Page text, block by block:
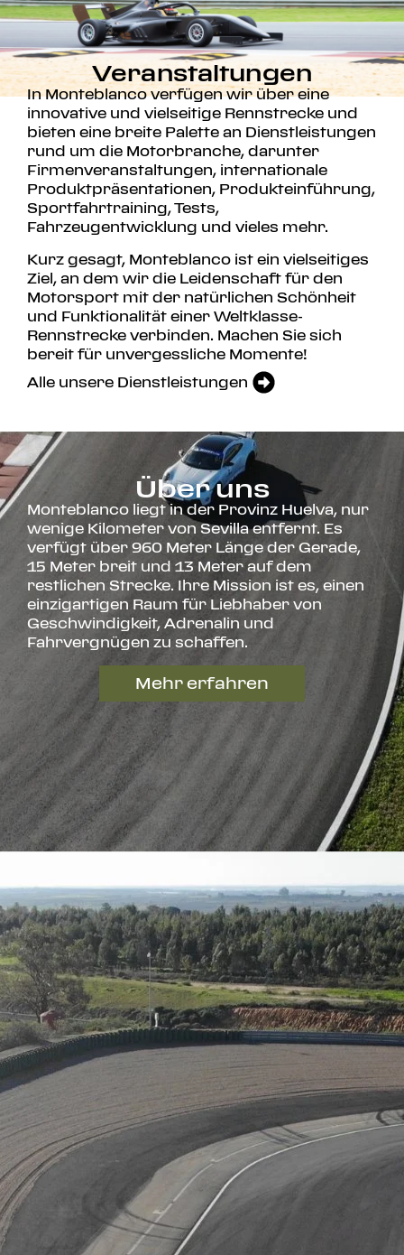
Veranstaltungen
In Monteblanco verfügen wir über eine
innovative und vielseitige Rennstrecke und
bieten eine breite Palette an Dienstleistungen
rund um die Motorbranche, darunter
Firmenveranstaltungen, internationale
Produktpräsentationen, Produkteinführung,
Sportfahrtraining, Tests,
Fahrzeugentwicklung und vieles mehr.
Kurz gesagt, Monteblanco ist ein vielseitiges
Ziel, an dem wir die Leidenschaft für den
Motorsport mit der natürlichen Schönheit
und Funktionalität einer Weltklasse-
Rennstrecke verbinden. Machen Sie sich
bereit für unvergessliche Momente!
Alle unsere Dienstleistungen
Über uns
Monteblanco liegt in der Provinz Huelva, nur
wenige Kilometer von Sevilla entfernt. Es
verfügt über 960 Meter Länge der Gerade,
15 Meter breit und 13 Meter auf dem
restlichen Strecke. Ihre Mission ist es, einen
einzigartigen Raum für Liebhaber von
Geschwindigkeit, Adrenalin und
Fahrvergnügen zu schaffen.
Mehr erfahren